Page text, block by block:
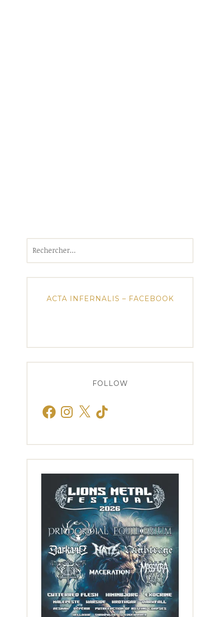
ACTA INFERNALIS – FACEBOOK
FOLLOW
FacebookInstagram
X TikTok